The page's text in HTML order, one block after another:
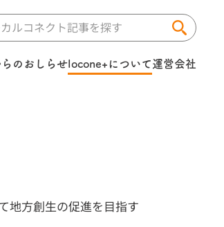
のおしらせlocone+について運営会社
地方創生の促進を目指す